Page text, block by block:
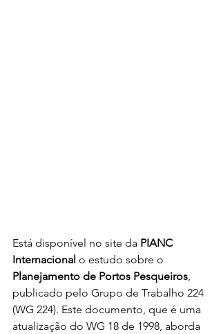
Está disponível no site da PIANC
Internacional o estudo sobre o
Planejamento de Portos Pesqueiros,
publicado pelo Grupo de Trabalho 224
(WG 224). Este documento, que é uma
atualização do WG 18 de 1998, aborda